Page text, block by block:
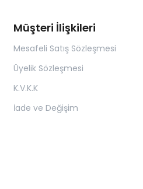
Müşteri İlişkileri
Mesafeli Satış Sözleşmesi
Üyelik Sözleşmesi
K.V.K.K
İade ve Değişim